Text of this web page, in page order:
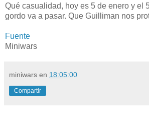
Qué casualidad, hoy es 5 de enero y el
gordo va a pasar. Que Guilliman nos
Fuente
Miniwars
miniwars en 18:05:00
Compartir